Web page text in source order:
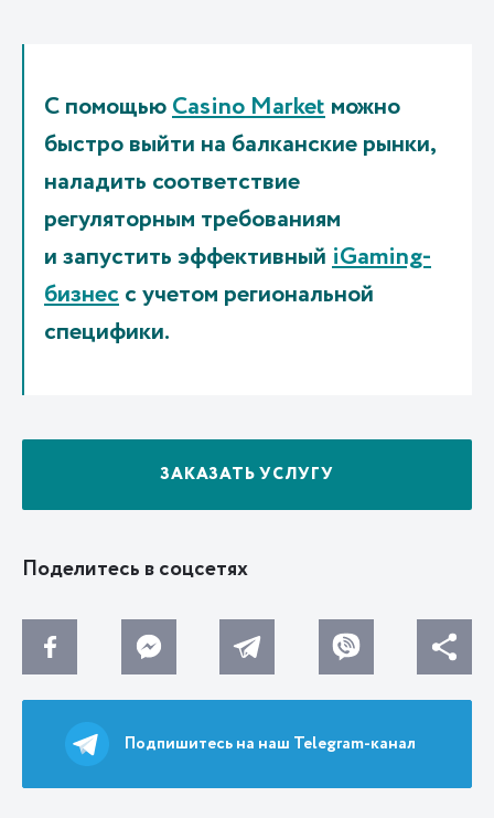
С помощьюCasino Marketможно
быстро выйти на балканские рынки,
наладить соответствие
регуляторным требованиям
и запустить эффективныйiGaming-
бизнесс учетом региональной
специфики.
ЗАКАЗАТЬ УСЛУГУ
Поделитесь в соцсетях
Подпишитесь на наш Telegram-канал